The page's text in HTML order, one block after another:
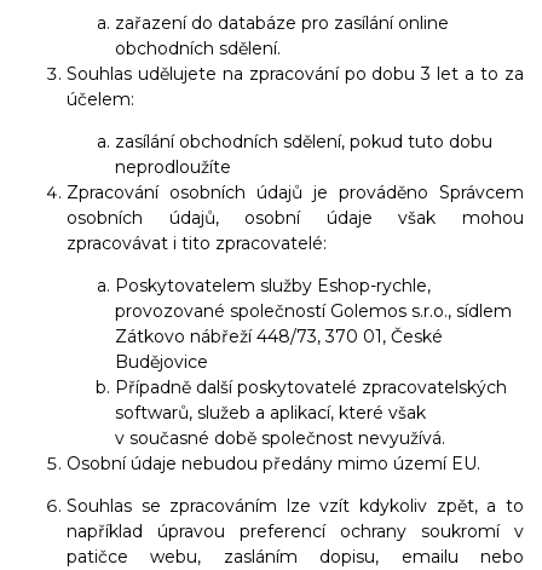
zařazení do databáze pro zasílání online
obchodních sdělení.
Souhlas udělujete na zpracování po dobu 3 let a to za
účelem:
zasílání obchodních sdělení, pokud tuto dobu
neprodloužíte
Zpracování osobních údajů je prováděno Správcem
osobních údajů, osobní údaje však mohou
zpracovávat i tito zpracovatelé:
Poskytovatelem služby Eshop-rychle,
provozované společností Golemos s.r.o., sídlem
Zátkovo nábřeží 448/73, 370 01, České
Budějovice
Případně další poskytovatelé zpracovatelských
softwarů, služeb a aplikací, které však
v současné době společnost nevyužívá.
Osobní údaje nebudou předány mimo území EU.
Souhlas se zpracováním lze vzít kdykoliv zpět, a to
například úpravou preferencí ochrany soukromí v
patičce webu, zasláním dopisu, emailu nebo